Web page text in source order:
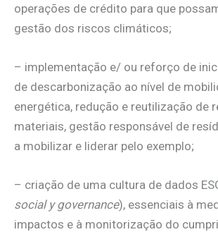
operações de crédito para que
gestão dos riscos climáticos;
– implementação e/ ou reforço de
de descarbonização ao nível de
energética, redução e reutilização de
materiais, gestão responsável de
a mobilizar e liderar pelo exemplo;
– criação de uma cultura de dados
social y governance), essenciais à
impactos e à monitorização do